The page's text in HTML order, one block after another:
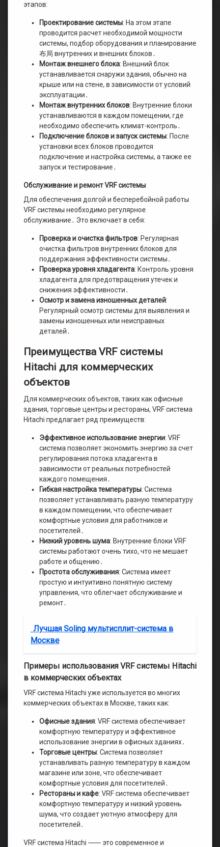
этапов:
Проектирование системы: На этом этапе
проводится расчет необходимой мощности
системы, подбор оборудования и планирование
布局 внутренних и внешних блоков․
Монтаж внешнего блока: Внешний блок
устанавливается снаружи здания, обычно на
крыше или на стене, в зависимости от условий
эксплуатации․
Монтаж внутренних блоков: Внутренние блоки
устанавливаются в каждом помещении, где
необходимо обеспечить климат-контроль․
Подключение блоков и запуск системы: После
установки всех блоков проводится
подключение и настройка системы, а также ее
запуск и тестирование․
Обслуживание и ремонт VRF системы
Для обеспечения долгой и бесперебойной работы
VRF системы необходимо регулярное
обслуживание․ Это включает в себя:
Проверка и очистка фильтров: Регулярная
очистка фильтров внутренних блоков для
поддержания эффективности системы․
Проверка уровня хладагента: Контроль уровня
хладагента для предотвращения утечек и
снижения эффективности․
Осмотр и замена изношенных деталей:
Регулярный осмотр системы для выявления и
замены изношенных или неисправных
деталей․
Преимущества VRF системы
Hitachi для коммерческих
объектов
Для коммерческих объектов, таких как офисные
здания, торговые центры и рестораны, VRF система
Hitachi предлагает ряд преимуществ:
Эффективное использование энергии: VRF
система позволяет экономить энергию за счет
регулирования потока хладагента в
зависимости от реальных потребностей
каждого помещения․
Гибкая настройка температуры: Система
позволяет устанавливать разную температуру
в каждом помещении, что обеспечивает
комфортные условия для работников и
посетителей․
Низкий уровень шума: Внутренние блоки VRF
системы работают очень тихо, что не мешает
работе и общению․
Простота обслуживания: Система имеет
простую и интуитивно понятную систему
управления, что облегчает обслуживание и
ремонт․
Лучшая Soling мультисплит-система в
Москве
Примеры использования VRF системы Hitachi
в коммерческих объектах
VRF система Hitachi уже используется во многих
коммерческих объектах в Москве, таких как:
Офисные здания: VRF система обеспечивает
комфортную температуру и эффективное
использование энергии в офисных зданиях․
Торговые центры: Система позволяет
устанавливать разную температуру в каждом
магазине или зоне, что обеспечивает
комфортные условия для посетителей․
Рестораны и кафе: VRF система обеспечивает
комфортную температуру и низкий уровень
шума, что создает уютную атмосферу для
посетителей․
VRF система Hitachi ⸺ это современное и